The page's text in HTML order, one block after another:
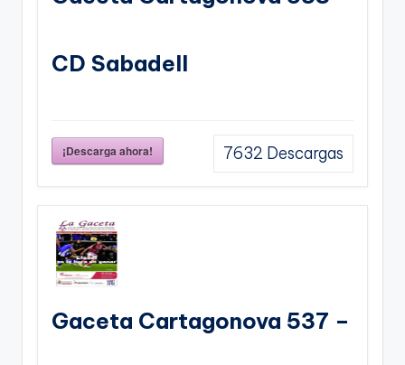
CD Sabadell
¡Descarga ahora! 7632 Descargas
Gaceta Cartagonova 537 –